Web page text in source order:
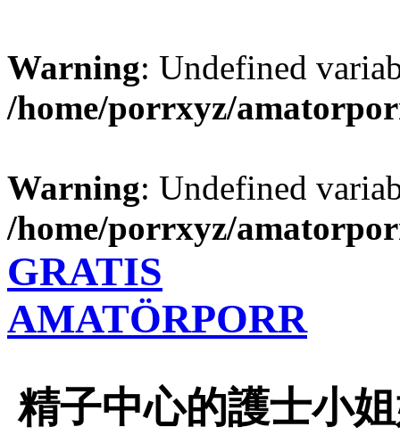
Warning: Undefined
/home/porrxyz/
Warning: Undefined
/home/porrxyz/
GRATIS
AMATÖRPORR
精子中心的護士小